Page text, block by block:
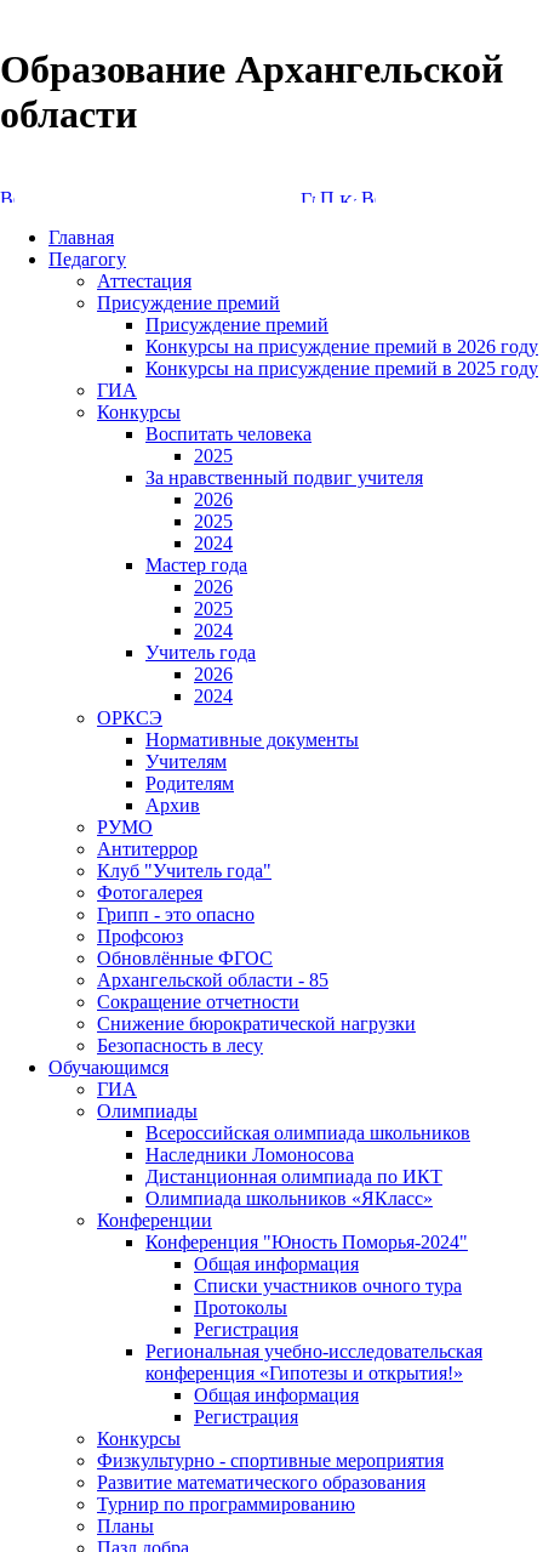
Образование Архангельской
области
Главная
Педагогу
Аттестация
Присуждение премий
Присуждение премий
Конкурсы на присуждение премий в 2026 году
Конкурсы на присуждение премий в 2025 году
ГИА
Конкурсы
Воспитать человека
2025
За нравственный подвиг учителя
2026
2025
2024
Мастер года
2026
2025
2024
Учитель года
2026
2024
ОРКСЭ
Нормативные документы
Учителям
Родителям
Архив
РУМО
Антитеррор
Клуб "Учитель года"
Фотогалерея
Грипп - это опасно
Профсоюз
Обновлённые ФГОС
Архангельской области - 85
Сокращение отчетности
Снижение бюрократической нагрузки
Безопасность в лесу
Обучающимся
ГИА
Олимпиады
Всероссийская олимпиада школьников
Наследники Ломоносова
Дистанционная олимпиада по ИКТ
Олимпиада школьников «ЯКласс»
Конференции
Конференция "Юность Поморья-2024"
Общая информация
Списки участников очного тура
Протоколы
Регистрация
Региональная учебно-исследовательская
конференция «Гипотезы и открытия!»
Общая информация
Регистрация
Конкурсы
Физкультурно - спортивные мероприятия
Развитие математического образования
Турнир по программированию
Планы
Пазл добра